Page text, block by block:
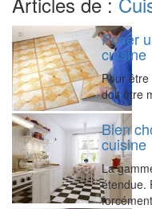
Poser
cuisine
Pour être
doit être
Bien
cuisine
La
étendue.